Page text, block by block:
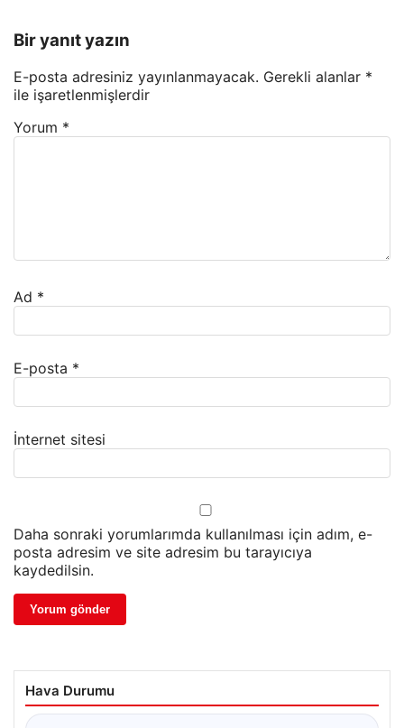
Bir yanıt yazın
E-posta adresiniz yayınlanmayacak. Gerekli alanlar *
ile işaretlenmişlerdir
Yorum *
Ad *
E-posta *
İnternet sitesi
Daha sonraki yorumlarımda kullanılması için adım, e-
posta adresim ve site adresim bu tarayıcıya
kaydedilsin.
Hava Durumu